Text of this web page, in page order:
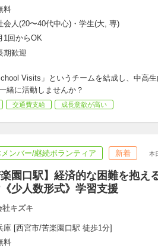
料
会人(20〜40代中心)・学生(大, 専)
1回からOK
期歓迎
Visits」というチームを結成し、中高
緒に活動しませんか？
交通費支給 成長意欲が高い
メンバー/継続ボランティア 新着 本
楽園口駅】経済的な困難を抱え
少人数形式》学習支援
社キズキ
庫 [西宮市/苦楽園口駅 徒歩1分]
料